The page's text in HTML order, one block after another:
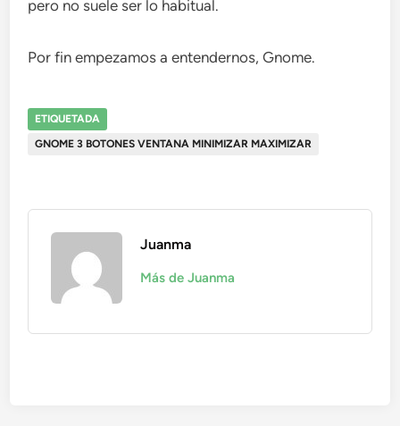
pero no suele ser lo habitual.
Por fin empezamos a entendernos, Gnome.
ETIQUETADA
GNOME 3 BOTONES VENTANA MINIMIZAR MAXIMIZAR
Juanma
Más de Juanma